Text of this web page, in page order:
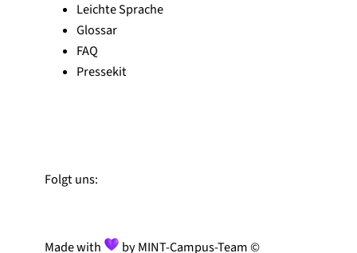
Leichte Sprache
Glossar
FAQ
Pressekit
Folgt uns:
Made with
by MINT-Campus-Team ©